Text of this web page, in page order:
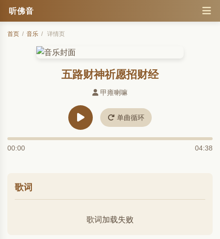
听佛音
首页 / 音乐 / 详情页
五路财神祈愿招财经
甲雍喇嘛
单曲循环
00:00 04:38
歌词
歌词加载失败